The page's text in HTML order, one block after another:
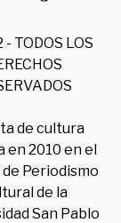
TODOS LOS
de cultura
en 2010 en el
Periodismo
de la
San Pablo